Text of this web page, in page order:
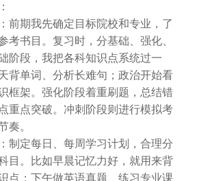
期我先确定目标院校和专业，了
考书目。复习时，分基础、强化、
阶段，我把各科知识点系统过一
背单词、分析长难句；政治开始看
框架。强化阶段着重刷题，总结错
重点突破。冲刺阶段则进行模拟考
奏。
定每日、每周学习计划，合理分
目。比如早晨记忆力好，就用来背
点；下午做英语真题、练习专业课